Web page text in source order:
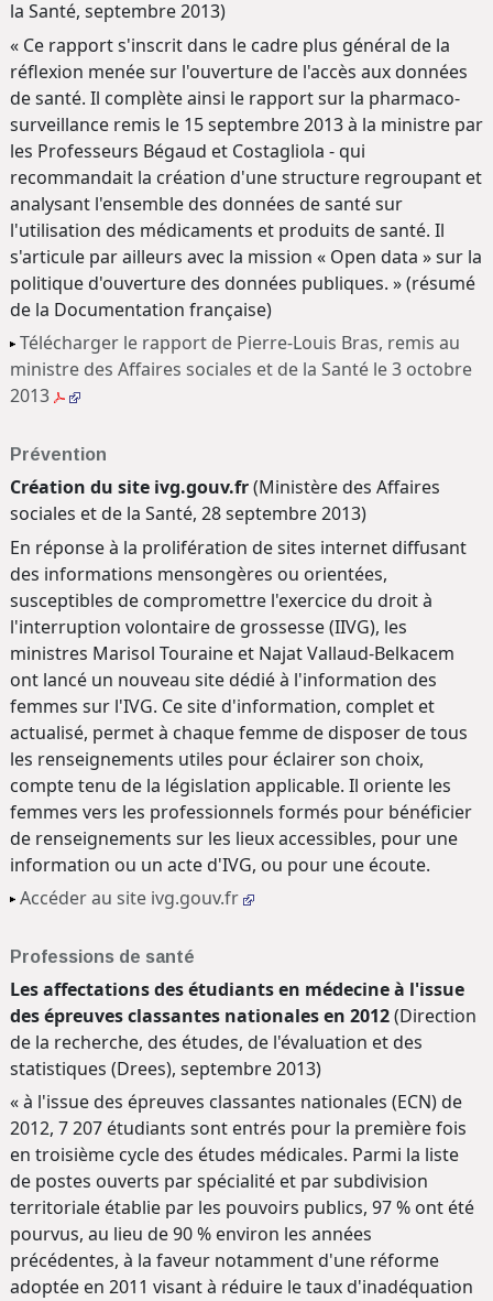
la Santé, septembre 2013)
« Ce rapport s'inscrit dans le cadre plus général de la
réflexion menée sur l'ouverture de l'accès aux données
de santé. Il complète ainsi le rapport sur la pharmaco-
surveillance remis le 15 septembre 2013 à la ministre par
les Professeurs Bégaud et Costagliola - qui
recommandait la création d'une structure regroupant et
analysant l'ensemble des données de santé sur
l'utilisation des médicaments et produits de santé. Il
s'articule par ailleurs avec la mission « Open data » sur la
politique d'ouverture des données publiques. » (résumé
de la Documentation française)
Télécharger le rapport de Pierre-Louis Bras, remis au
ministre des Affaires sociales et de la Santé le 3 octobre
2013
Prévention
Création du site ivg.gouv.fr(Ministère des Affaires
sociales et de la Santé, 28 septembre 2013)
En réponse à la prolifération de sites internet diffusant
des informations mensongères ou orientées,
susceptibles de compromettre l'exercice du droit à
l'interruption volontaire de grossesse (IIVG), les
ministres Marisol Touraine et Najat Vallaud-Belkacem
ont lancé un nouveau site dédié à l'information des
femmes sur l'IVG. Ce site d'information, complet et
actualisé, permet à chaque femme de disposer de tous
les renseignements utiles pour éclairer son choix,
compte tenu de la législation applicable. Il oriente les
femmes vers les professionnels formés pour bénéficier
de renseignements sur les lieux accessibles, pour une
information ou un acte d'IVG, ou pour une écoute.
Accéder au site ivg.gouv.fr
Professions de santé
Les affectations des étudiants en médecine à l'issue
des épreuves classantes nationales en 2012(Direction
de la recherche, des études, de l'évaluation et des
statistiques (Drees), septembre 2013)
« à l'issue des épreuves classantes nationales (ECN) de
2012, 7 207 étudiants sont entrés pour la première fois
en troisième cycle des études médicales. Parmi la liste
de postes ouverts par spécialité et par subdivision
territoriale établie par les pouvoirs publics, 97 % ont été
pourvus, au lieu de 90 % environ les années
précédentes, à la faveur notamment d'une réforme
adoptée en 2011 visant à réduire le taux d'inadéquation